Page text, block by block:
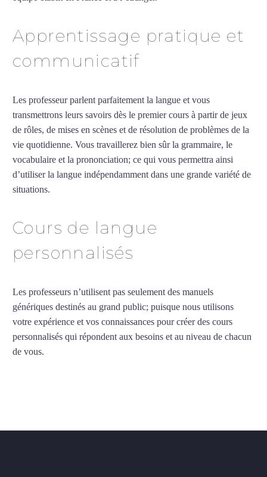
Apprentissage pratique et
communicatif
Les professeur parlent parfaitement la langue et vous
transmettrons leurs savoirs dès le premier cours à partir de jeux
de rôles, de mises en scènes et de résolution de problèmes de la
vie quotidienne. Vous travaillerez bien sûr la grammaire, le
vocabulaire et la prononciation; ce qui vous permettra ainsi
d’utiliser la langue indépendamment dans une grande variété de
situations.
Cours de langue
personnalisés
Les professeurs n’utilisent pas seulement des manuels
génériques destinés au grand public; puisque nous utilisons
votre expérience et vos connaissances pour créer des cours
personnalisés qui répondent aux besoins et au niveau de chacun
de vous.